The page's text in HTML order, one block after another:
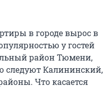
в городе вырос в
у гостей
район Тюмени,
следуют Калининский,
Что касается